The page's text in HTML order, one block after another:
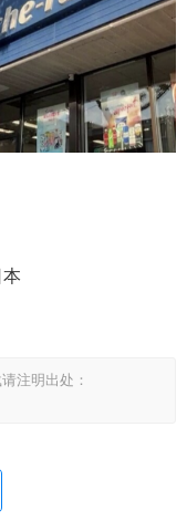
注明出处：